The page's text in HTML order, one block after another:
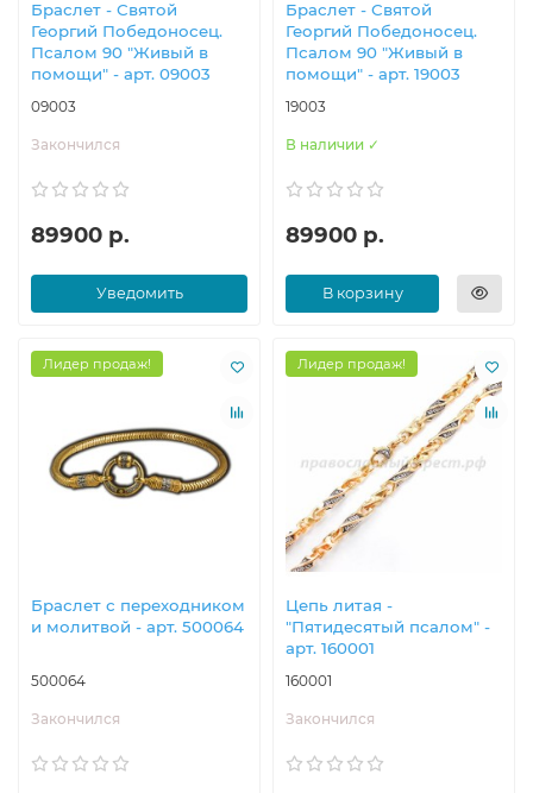
Браслет - Святой
Георгий Победоносец.
Псалом 90 "Живый в
помощи" - арт. 09003
09003
Закончился
89900 р.
Уведомить
Браслет - Святой
Георгий Победоносец.
Псалом 90 "Живый в
помощи" - арт. 19003
19003
В наличии ✓
89900 р.
В корзину
Лидер продаж!
Браслет с переходником
и молитвой - арт. 500064
500064
Закончился
Лидер продаж!
Цепь литая -
"Пятидесятый псалом" -
арт. 160001
160001
Закончился